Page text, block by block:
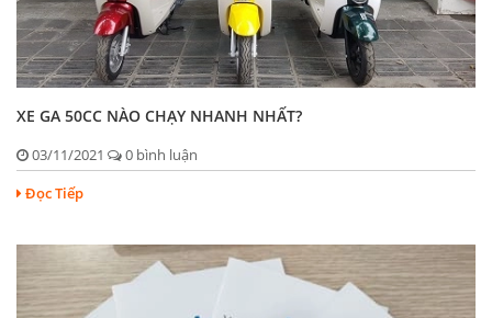
XE GA 50CC NÀO CHẠY NHANH NHẤT?
03/11/2021
0 bình luận
Đọc Tiếp